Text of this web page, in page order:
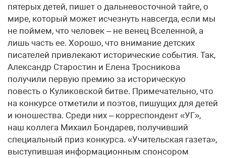
пятерых детей, пишет о дальневосточной тайге, о
мире, который может исчезнуть навсегда, если мы
не поймем, что человек – не венец Вселенной, а
лишь часть ее. Хорошо, что внимание детских
писателей привлекают исторические события. Так,
Александр Старостин и Елена Тросникова
получили первую премию за историческую
повесть о Куликовской битве. Примечательно, что
на конкурсе отметили и поэтов, пишущих для детей
и юношества. Среди них – корреспондент «УГ»,
наш коллега Михаил Бондарев, получивший
специальный приз конкурса. «Учительская газета»,
выступившая информационным спонсором